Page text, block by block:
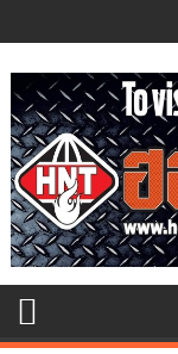
to
content